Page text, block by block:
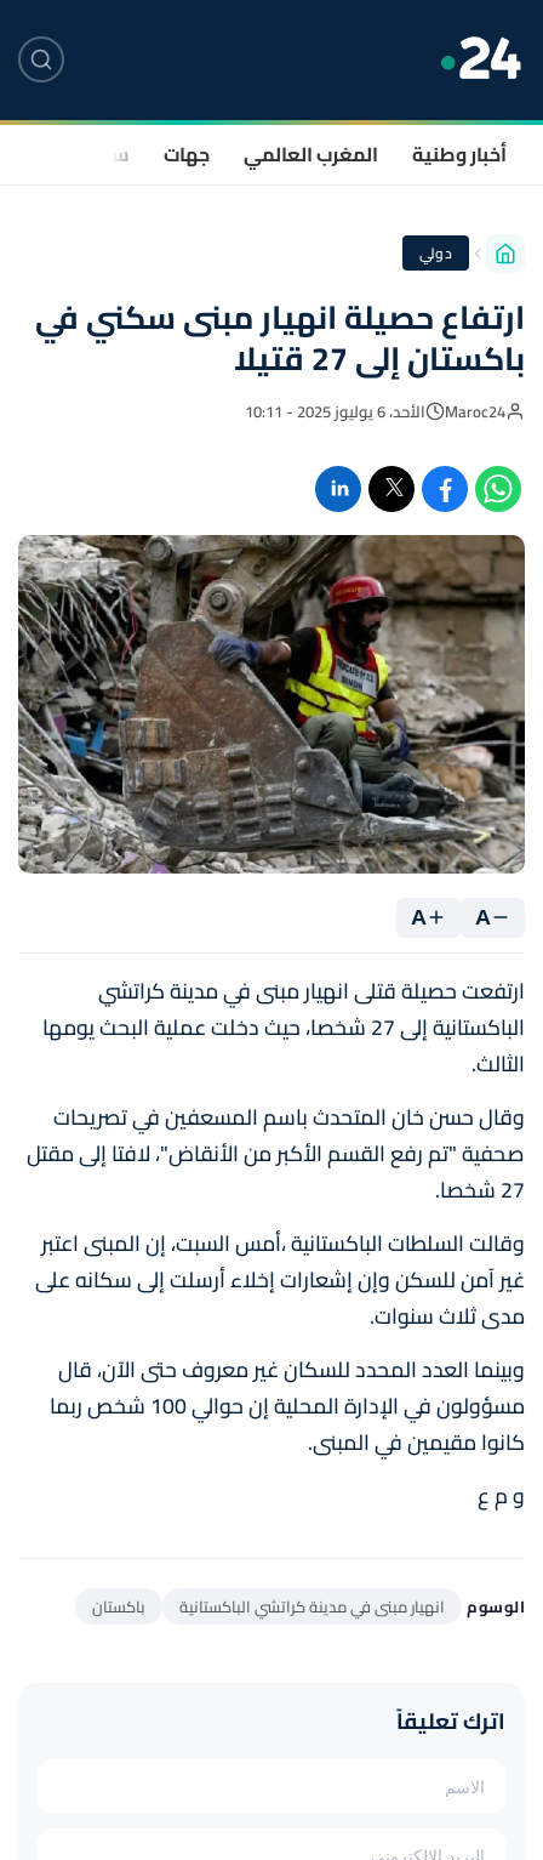
أخبار وطنية المغرب العالمي جهات سياسة
دولي
ارتفاع حصيلة انهيار مبنى سكني في
باكستان إلى 27 قتيلا
Maroc24 الأحد، 6 يوليوز 2025 - 10:11
A
A
ارتفعت حصيلة قتلى انهيار مبنى في مدينة كراتشي
الباكستانية إلى 27 شخصا، حيث دخلت عملية البحث يومها
الثالث.
وقال حسن خان المتحدث باسم المسعفين في تصريحات
صحفية "تم رفع القسم الأكبر من الأنقاض"، لافتا إلى مقتل
27 شخصا.
وقالت السلطات الباكستانية ،أمس السبت، إن المبنى اعتبر
غير آمن للسكن وإن إشعارات إخلاء أرسلت إلى سكانه على
مدى ثلاث سنوات.
وبينما العدد المحدد للسكان غير معروف حتى الآن، قال
مسؤولون في الإدارة المحلية إن حوالي 100 شخص ربما
كانوا مقيمين في المبنى.
و م ع
الوسوم انهيار مبنى في مدينة كراتشي الباكستانية باكستان
اترك تعليقاً